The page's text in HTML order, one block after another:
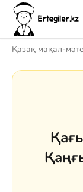
Қазақ мақал-